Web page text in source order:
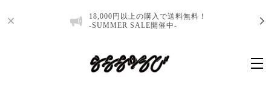
18,000円以上の購入で送料無料！
-SUMMER SALE開催中-